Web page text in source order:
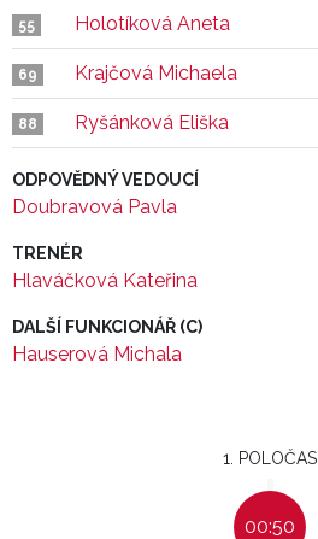
55 Holotíková Aneta
69 Krajčová Michaela
88 Ryšánková Eliška
ODPOVĚDNÝ VEDOUCÍ
Doubravová Pavla
TRENÉR
Hlaváčková Kateřina
DALŠÍ FUNKCIONÁŘ (C)
Hauserová Michala
1. POLOČAS
00:50